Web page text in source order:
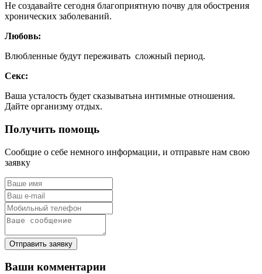
Не создавайте сегодня благоприятную почву для обострения
хронических заболеваний.
Любовь:
Влюбленные будут переживать сложный период.
Секс:
Ваша усталость будет сказыватьна интимные отношения.
Дайте организму отдых.
Получить помощь
Сообщие о себе немного информации, и отправьте нам свою
заявку
Отправить заявку
Ваши комментарии